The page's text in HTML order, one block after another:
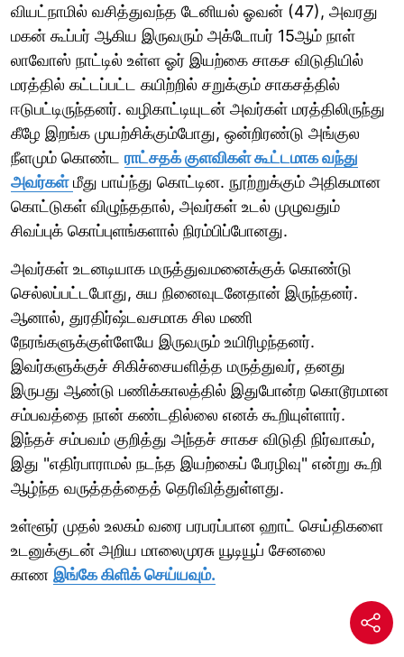
வியட்நாமில் வசித்துவந்த டேனியல் ஓவன் (47), அவரது
மகன் கூப்பர் ஆகிய இருவரும் அக்டோபர் 15ஆம் நாள்
லாவோஸ் நாட்டில் உள்ள ஓர் இயற்கை சாகச விடுதியில்
மரத்தில் கட்டப்பட்ட கயிற்றில் சறுக்கும் சாகசத்தில்
ஈடுபட்டிருந்தனர். வழிகாட்டியுடன் அவர்கள் மரத்திலிருந்து
கீழே இறங்க முயற்சிக்கும்போது, ஒன்றிரண்டு அங்குல
நீளமும் கொண்ட ராட்சதக் குளவிகள் கூட்டமாக வந்து
அவர்கள் மீது பாய்ந்து கொட்டின. நூற்றுக்கும் அதிகமான
கொட்டுகள் விழுந்ததால், அவர்கள் உடல் முழுவதும்
சிவப்புக் கொப்புளங்களால் நிரம்பிப்போனது.
அவர்கள் உடனடியாக மருத்துவமனைக்குக் கொண்டு
செல்லப்பட்டபோது, சுய நினைவுடனேதான் இருந்தனர்.
ஆனால், துரதிர்ஷ்டவசமாக சில மணி
நேரங்களுக்குள்ளேயே இருவரும் உயிரிழந்தனர்.
இவர்களுக்குச் சிகிச்சையளித்த மருத்துவர், தனது
இருபது ஆண்டு பணிக்காலத்தில் இதுபோன்ற கொடூரமான
சம்பவத்தை நான் கண்டதில்லை எனக் கூறியுள்ளார்.
இந்தச் சம்பவம் குறித்து அந்தச் சாகச விடுதி நிர்வாகம்,
இது "எதிர்பாராமல் நடந்த இயற்கைப் பேரழிவு" என்று கூறி
ஆழ்ந்த வருத்தத்தைத் தெரிவித்துள்ளது.
உள்ளூர் முதல் உலகம் வரை பரபரப்பான ஹாட் செய்திகளை
உடனுக்குடன் அறிய மாலைமுரசு யூடியூப் சேனலை
காண இங்கே கிளிக் செய்யவும்.